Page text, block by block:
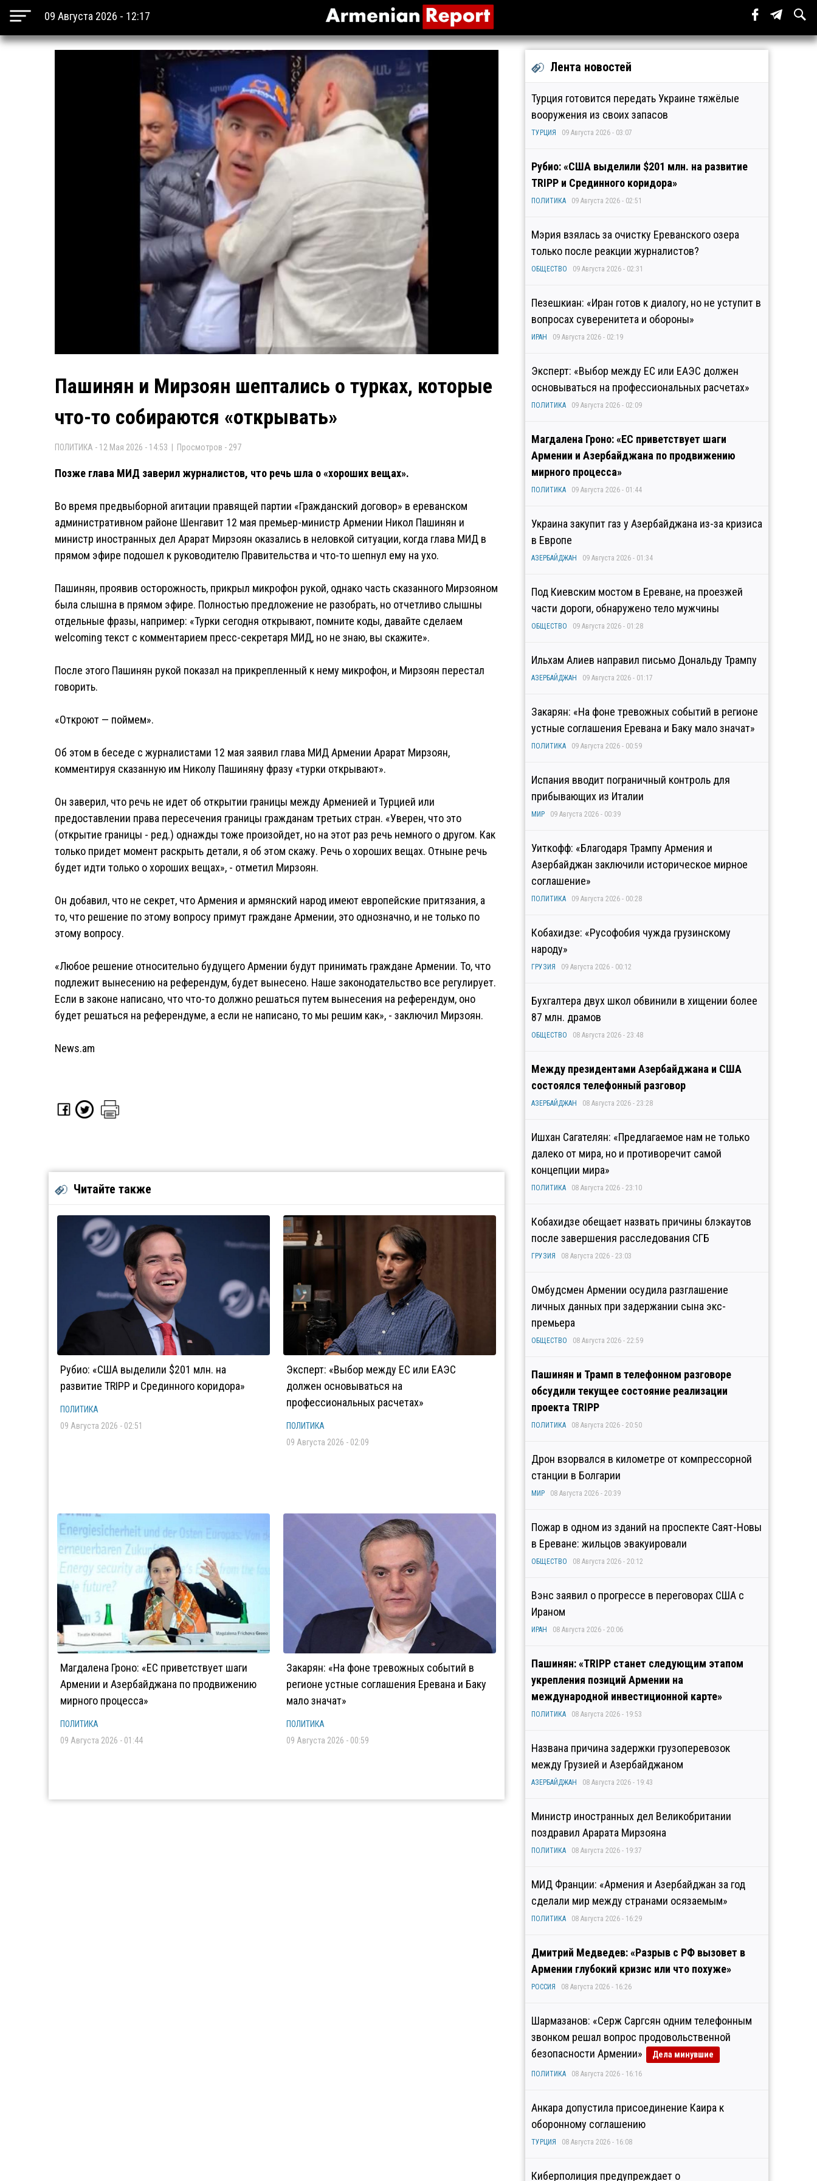
09 Августа 2026 - 12:17
Пашинян и Мирзоян шептались о турках, которые
что-то собираются «открывать»
ПОЛИТИКА - 12 Мая 2026 - 14:53 | Просмотров - 297
Позже глава МИД заверил журналистов, что речь шла о «хороших вещах».
Во время предвыборной агитации правящей партии «Гражданский договор» в ереванском
административном районе Шенгавит 12 мая премьер-министр Армении Никол Пашинян и
министр иностранных дел Арарат Мирзоян оказались в неловкой ситуации, когда глава МИД в
прямом эфире подошел к руководителю Правительства и что-то шепнул ему на ухо.
Пашинян, проявив осторожность, прикрыл микрофон рукой, однако часть сказанного Мирзояном
была слышна в прямом эфире. Полностью предложение не разобрать, но отчетливо слышны
отдельные фразы, например: «Турки сегодня открывают, помните коды, давайте сделаем
welcoming текст с комментарием пресс-секретаря МИД, но не знаю, вы скажите».
После этого Пашинян рукой показал на прикрепленный к нему микрофон, и Мирзоян перестал
говорить.
«Откроют — поймем».
Об этом в беседе с журналистами 12 мая заявил глава МИД Армении Арарат Мирзоян,
комментируя сказанную им Николу Пашиняну фразу «турки открывают».
Он заверил, что речь не идет об открытии границы между Арменией и Турцией или
предоставлении права пересечения границы гражданам третьих стран. «Уверен, что это
(открытие границы - ред.) однажды тоже произойдет, но на этот раз речь немного о другом. Как
только придет момент раскрыть детали, я об этом скажу. Речь о хороших вещах. Отныне речь
будет идти только о хороших вещах», - отметил Мирзоян.
Он добавил, что не секрет, что Армения и армянский народ имеют европейские притязания, а
то, что решение по этому вопросу примут граждане Армении, это однозначно, и не только по
этому вопросу.
«Любое решение относительно будущего Армении будут принимать граждане Армении. То, что
подлежит вынесению на референдум, будет вынесено. Наше законодательство все регулирует.
Если в законе написано, что что-то должно решаться путем вынесения на референдум, оно
будет решаться на референдуме, а если не написано, то мы решим как», - заключил Мирзоян.
News.am
Читайте также
Рубио: «США выделили $201 млн. на
развитие TRIPP и Срединного коридора»
ПОЛИТИКА
09 Августа 2026 - 02:51
Эксперт: «Выбор между ЕС или ЕАЭС
должен основываться на
профессиональных расчетах»
ПОЛИТИКА
09 Августа 2026 - 02:09
Магдалена Гроно: «ЕС приветствует шаги
Армении и Азербайджана по продвижению
мирного процесса»
ПОЛИТИКА
09 Августа 2026 - 01:44
Закарян: «На фоне тревожных событий в
регионе устные соглашения Еревана и Баку
мало значат»
ПОЛИТИКА
09 Августа 2026 - 00:59
Лента новостей
Турция готовится передать Украине тяжёлые
вооружения из своих запасов
ТУРЦИЯ 09 Августа 2026 - 03:07
Рубио: «США выделили $201 млн. на развитие
TRIPP и Срединного коридора»
ПОЛИТИКА 09 Августа 2026 - 02:51
Мэрия взялась за очистку Ереванского озера
только после реакции журналистов?
ОБЩЕСТВО 09 Августа 2026 - 02:31
Пезешкиан: «Иран готов к диалогу, но не уступит в
вопросах суверенитета и обороны»
ИРАН 09 Августа 2026 - 02:19
Эксперт: «Выбор между ЕС или ЕАЭС должен
основываться на профессиональных расчетах»
ПОЛИТИКА 09 Августа 2026 - 02:09
Магдалена Гроно: «ЕС приветствует шаги
Армении и Азербайджана по продвижению
мирного процесса»
ПОЛИТИКА 09 Августа 2026 - 01:44
Украина закупит газ у Азербайджана из-за кризиса
в Европе
АЗЕРБАЙДЖАН 09 Августа 2026 - 01:34
Под Киевским мостом в Ереване, на проезжей
части дороги, обнаружено тело мужчины
ОБЩЕСТВО 09 Августа 2026 - 01:28
Ильхам Алиев направил письмо Дональду Трампу
АЗЕРБАЙДЖАН 09 Августа 2026 - 01:17
Закарян: «На фоне тревожных событий в регионе
устные соглашения Еревана и Баку мало значат»
ПОЛИТИКА 09 Августа 2026 - 00:59
Испания вводит пограничный контроль для
прибывающих из Италии
МИР 09 Августа 2026 - 00:39
Уиткофф: «Благодаря Трампу Армения и
Азербайджан заключили историческое мирное
соглашение»
ПОЛИТИКА 09 Августа 2026 - 00:28
Кобахидзе: «Русофобия чужда грузинскому
народу»
ГРУЗИЯ 09 Августа 2026 - 00:12
Бухгалтера двух школ обвинили в хищении более
87 млн. драмов
ОБЩЕСТВО 08 Августа 2026 - 23:48
Между президентами Азербайджана и США
состоялся телефонный разговор
АЗЕРБАЙДЖАН 08 Августа 2026 - 23:28
Ишхан Сагателян: «Предлагаемое нам не только
далеко от мира, но и противоречит самой
концепции мира»
ПОЛИТИКА 08 Августа 2026 - 23:10
Кобахидзе обещает назвать причины блэкаутов
после завершения расследования СГБ
ГРУЗИЯ 08 Августа 2026 - 23:03
Омбудсмен Армении осудила разглашение
личных данных при задержании сына экс-
премьера
ОБЩЕСТВО 08 Августа 2026 - 22:59
Пашинян и Трамп в телефонном разговоре
обсудили текущее состояние реализации
проекта TRIPP
ПОЛИТИКА 08 Августа 2026 - 20:50
Дрон взорвался в километре от компрессорной
станции в Болгарии
МИР 08 Августа 2026 - 20:39
Пожар в одном из зданий на проспекте Саят-Новы
в Ереване: жильцов эвакуировали
ОБЩЕСТВО 08 Августа 2026 - 20:12
Вэнс заявил о прогрессе в переговорах США с
Ираном
ИРАН 08 Августа 2026 - 20:06
Пашинян: «TRIPP станет следующим этапом
укрепления позиций Армении на
международной инвестиционной карте»
ПОЛИТИКА 08 Августа 2026 - 19:53
Названа причина задержки грузоперевозок
между Грузией и Азербайджаном
АЗЕРБАЙДЖАН 08 Августа 2026 - 19:43
Министр иностранных дел Великобритании
поздравил Арарата Мирзояна
ПОЛИТИКА 08 Августа 2026 - 19:37
МИД Франции: «Армения и Азербайджан за год
сделали мир между странами осязаемым»
ПОЛИТИКА 08 Августа 2026 - 16:29
Дмитрий Медведев: «Разрыв с РФ вызовет в
Армении глубокий кризис или что похуже»
РОССИЯ 08 Августа 2026 - 16:26
Шармазанов: «Серж Саргсян одним телефонным
звонком решал вопрос продовольственной
безопасности Армении»
Дела минувшие
ПОЛИТИКА 08 Августа 2026 - 16:16
Анкара допустила присоединение Каира к
оборонному соглашению
ТУРЦИЯ 08 Августа 2026 - 16:08
Киберполиция предупреждает о